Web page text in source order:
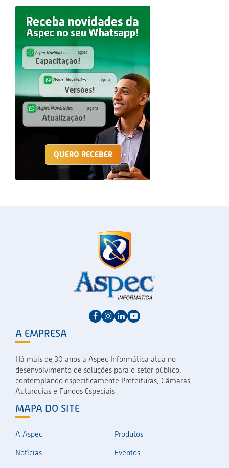
QUERO RECEBER
A EMPRESA
Há mais de 30 anos a Aspec Informática atua no
desenvolvimento de soluções para o setor público,
contemplando especificamente Prefeituras, Câmaras,
Autarquias e Fundos Especiais.
MAPA DO SITE
A Aspec
Produtos
Notícias
Eventos